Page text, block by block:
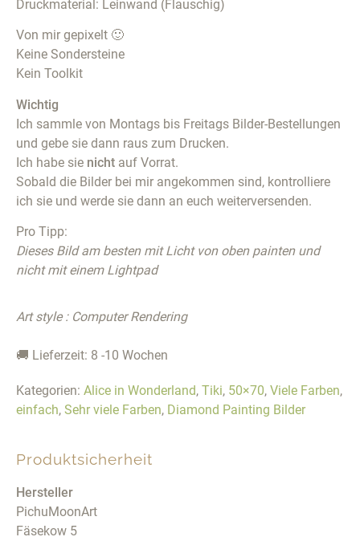
Druckmaterial: Leinwand (Flauschig)
Von mir gepixelt 🙂
Keine Sondersteine
Kein Toolkit
Wichtig
Ich sammle von Montags bis Freitags Bilder-Bestellungen
und gebe sie dann raus zum Drucken.
Ich habe sie nicht auf Vorrat.
Sobald die Bilder bei mir angekommen sind, kontrolliere
ich sie und werde sie dann an euch weiterversenden.
Pro Tipp:
Dieses Bild am besten mit Licht von oben painten und
nicht mit einem Lightpad
Art style : Computer Rendering
🚚 Lieferzeit: 8 -10 Wochen
Kategorien: Alice in Wonderland, Tiki, 50×70, Viele Farben,
einfach, Sehr viele Farben, Diamond Painting Bilder
Produktsicherheit
Hersteller
PichuMoonArt
Fäsekow 5